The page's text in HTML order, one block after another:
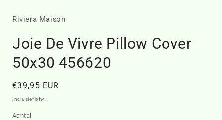
in
Riviera Maison
Joie De Vivre Pillow Cover
50x30 456620
Normale
prijs
€39,95 EUR
Inclusief btw.
Aantal